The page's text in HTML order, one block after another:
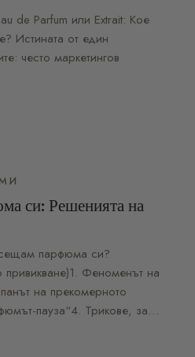
de Parfum или Extrait: Кое
Истината от един
често маркетингов
си: Решенията на
парфюма си?
привикване)1. Феноменът на
на прекомерното
пауза“4. Трикове, за…